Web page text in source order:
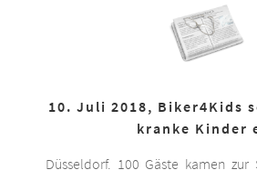
10. Juli 2018, Biker4Kids
kranke Kinder
Düsseldorf. 100 Gäste kamen zur